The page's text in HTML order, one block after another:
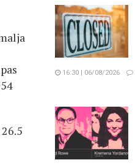
16:30 | 06/08/2026